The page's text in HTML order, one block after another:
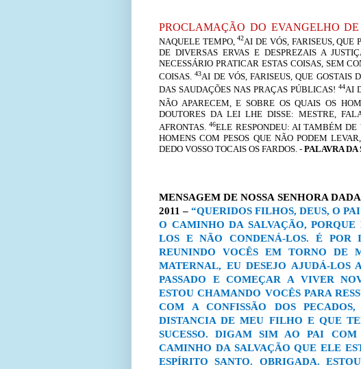
PROCLAMAÇÃO DO EVANGELHO
NAQUELE TEMPO,42AI DE VÓS, FARISEUS, QUE
DE DIVERSAS ERVAS E DESPREZAIS A
NECESSÁRIO PRATICAR ESTAS COISAS, SEM
COISAS.43AI DE VÓS, FARISEUS, QUE GOSTAIS
DAS SAUDAÇÕES NAS PRAÇAS PÚBLICAS!44AI
NÃO APARECEM, E SOBRE OS QUAIS OS
DOUTORES DA LEI LHE DISSE: MESTRE,
AFRONTAS.46ELE RESPONDEU: AI TAMBÉM DE
HOMENS COM PESOS QUE NÃO PODEM
DEDO VOSSO TOCAIS OS FARDOS. - PALAVRA DA
MENSAGEM DE NOSSA SENHORA
2011 – “QUERIDOS FILHOS, DEUS, O
O CAMINHO DA SALVAÇÃO,
LOS E NÃO CONDENÁ-LOS. É POR
REUNINDO VOCÊS EM TORNO DE
MATERNAL, EU DESEJO AJUDÁ-LOS
PASSADO E COMEÇAR A VIVER
ESTOU CHAMANDO VOCÊS PARA
COM A CONFISSÃO DOS
DISTANCIA DE MEU FILHO E QUE
SUCESSO. DIGAM SIM AO PAI
CAMINHO DA SALVAÇÃO QUE ELE
ESPÍRITO SANTO. OBRIGADA.